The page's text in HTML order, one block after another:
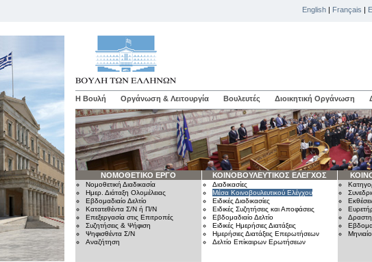
English | Français |
Η Βουλή Οργάνωση & Λειτουργία Βουλευτές Διοικητική Οργάνωση
ΝΟΜΟΘΕΤΙΚΟ ΕΡΓΟ
Νομοθετική Διαδικασία
Ημερ. Διάταξη Ολομέλειας
Εβδομαδιαίο Δελτίο
Κατατεθέντα Σ/Ν ή Π/Ν
Επεξεργασία στις Επιτροπές
Συζητήσεις & Ψήφιση
Ψηφισθέντα Σ/Ν
Αναζήτηση
ΚΟΙΝΟΒΟΥΛΕΥΤΙΚΟΣ ΕΛΕΓΧΟΣ
Διαδικασίες
Μέσα Κοινοβουλευτικού Ελέγχου
Ειδικές Διαδικασίες
Ειδικές Συζητήσεις και Αποφάσεις
Εβδομαδιαίο Δελτίο
Ειδικές Ημερήσιες Διατάξεις
Ημερήσιες Διατάξεις Επερωτήσεων
Δελτίο Επίκαιρων Ερωτήσεων